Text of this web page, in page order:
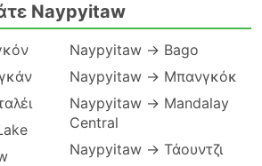
Naypyitaw
Naypyitaw → Bago
Naypyitaw → Μπανγκόκ
Naypyitaw → Mandalay
Central
Naypyitaw → Τάουντζι